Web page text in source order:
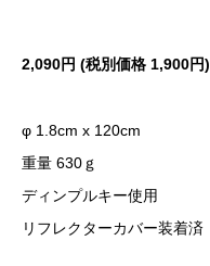
2,090円 (税別価格 1,900円)
φ 1.8cm x 120cm
重量 630ｇ
ディンプルキー使用
リフレクターカバー装着済